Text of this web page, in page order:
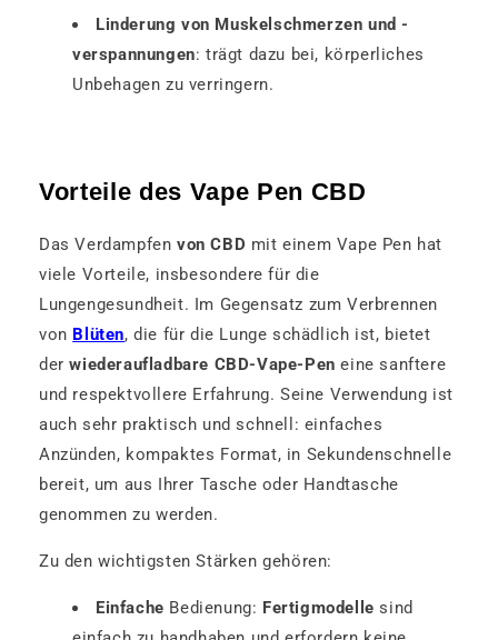
Linderung von Muskelschmerzen und -
verspannungen: trägt dazu bei, körperliches
Unbehagen zu verringern.
Vorteile des Vape Pen CBD
Das Verdampfen von CBD mit einem Vape Pen hat
viele Vorteile, insbesondere für die
Lungengesundheit. Im Gegensatz zum Verbrennen
von Blüten, die für die Lunge schädlich ist, bietet
derwiederaufladbare CBD-Vape-Pen eine sanftere
und respektvollere Erfahrung. Seine Verwendung ist
auch sehr praktisch und schnell: einfaches
Anzünden, kompaktes Format, in Sekundenschnelle
bereit, um aus Ihrer Tasche oder Handtasche
genommen zu werden.
Zu den wichtigsten Stärken gehören:
Einfache Bedienung: Fertigmodelle sind